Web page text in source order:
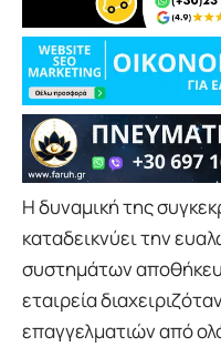
Η δυναμική της
καταδεικνύει την
συστημάτων
εταιρεία
επαγγελματιών από